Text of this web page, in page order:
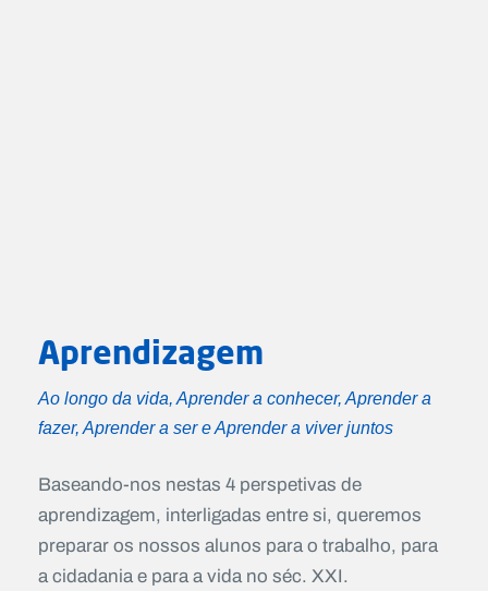
Aprendizagem
Ao longo da vida, Aprender a conhecer, Aprender a
fazer, Aprender a ser e Aprender a viver juntos
Baseando-nos nestas 4 perspetivas de
aprendizagem, interligadas entre si, queremos
preparar os nossos alunos para o trabalho, para
a cidadania e para a vida no séc. XXI.